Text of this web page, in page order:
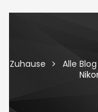
Zuhause Alle